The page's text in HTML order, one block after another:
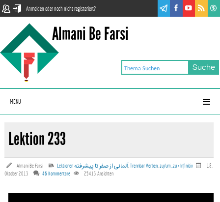
Anmelden oder noch nicht registeriert?
Almani Be Farsi
MENU
Lektion 233
Almani Be Farsi Lektionen آلمانی‌ از صفر تا پیشرفته Trennbar Verben zu/um..zu + Infinitiv
18.
Oktober 2013
46 Kommentare 25413 Ansichten